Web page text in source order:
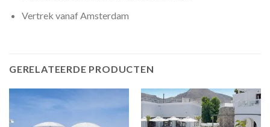
Vertrek vanaf Amsterdam
GERELATEERDE PRODUCTEN